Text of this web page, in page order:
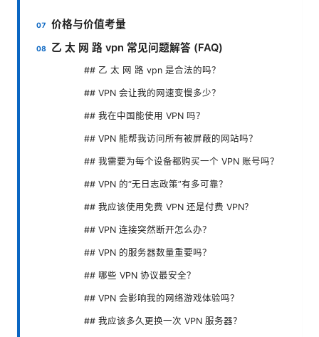
价格与价值考量
乙 太 网 路 vpn 常见问题解答 (FAQ)
## 乙 太 网 路 vpn 是合法的吗？
## VPN 会让我的网速变慢多少？
## 我在中国能使用 VPN 吗？
## VPN 能帮我访问所有被屏蔽的网站吗？
## 我需要为每个设备都购买一个 VPN 账号吗？
## VPN 的“无日志政策”有多可靠？
## 我应该使用免费 VPN 还是付费 VPN？
## VPN 连接突然断开怎么办？
## VPN 的服务器数量重要吗？
## 哪些 VPN 协议最安全？
## VPN 会影响我的网络游戏体验吗？
## 我应该多久更换一次 VPN 服务器？